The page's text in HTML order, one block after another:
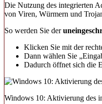
Die Nutzung des integrierten
von Viren, Würmern und
So werden Sie der
Klicken Sie mit der
Dann wählen Sie
Dadurch öffnet sich die
Windows 10: Aktivierung des